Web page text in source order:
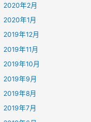
2020年2月
2020年1月
2019年12月
2019年11月
2019年10月
2019年9月
2019年8月
2019年7月